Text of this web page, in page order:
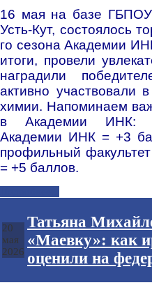
16 мая на базе
Усть-Кут, состоялось
го сезона Академии
итоги, провели
наградили
активно участвовали
химии. Напоминаем
в Академии ИНК:
Академии ИНК = +3
профильный
= +5 баллов.
20
мая
2026
Татьяна
«Маевку»: как
оценили на